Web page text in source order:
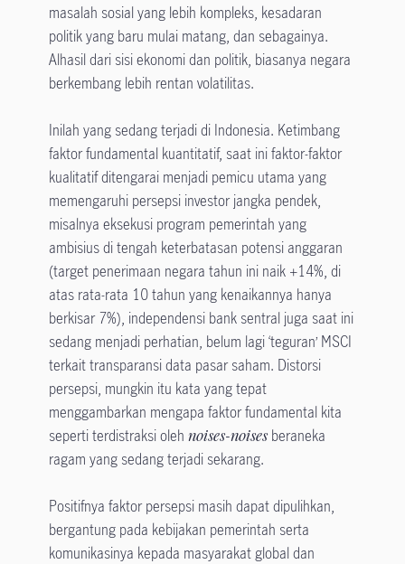
masalah sosial yang lebih kompleks, kesadaran
politik yang baru mulai matang, dan sebagainya.
Alhasil dari sisi ekonomi dan politik, biasanya negara
berkembang lebih rentan volatilitas.
Inilah yang sedang terjadi di Indonesia. Ketimbang
faktor fundamental kuantitatif, saat ini faktor-faktor
kualitatif ditengarai menjadi pemicu utama yang
memengaruhi persepsi investor jangka pendek,
misalnya eksekusi program pemerintah yang
ambisius di tengah keterbatasan potensi anggaran
(target penerimaan negara tahun ini naik +14%, di
atas rata-rata 10 tahun yang kenaikannya hanya
berkisar 7%), independensi bank sentral juga saat ini
sedang menjadi perhatian, belum lagi ‘teguran’ MSCI
terkait transparansi data pasar saham. Distorsi
persepsi, mungkin itu kata yang tepat
menggambarkan mengapa faktor fundamental kita
seperti terdistraksi oleh noises-noisesberaneka
ragam yang sedang terjadi sekarang.
Positifnya faktor persepsi masih dapat dipulihkan,
bergantung pada kebijakan pemerintah serta
komunikasinya kepada masyarakat global dan